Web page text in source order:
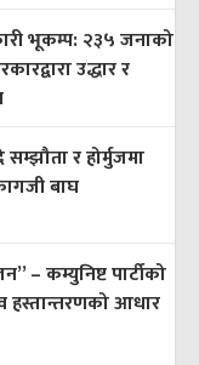
भूकम्प: २३५ जनाको
उद्धार र
र होर्मुजमा
बाघ
– कम्युनिष्ट पार्टीको
हस्तान्तरणको आधार